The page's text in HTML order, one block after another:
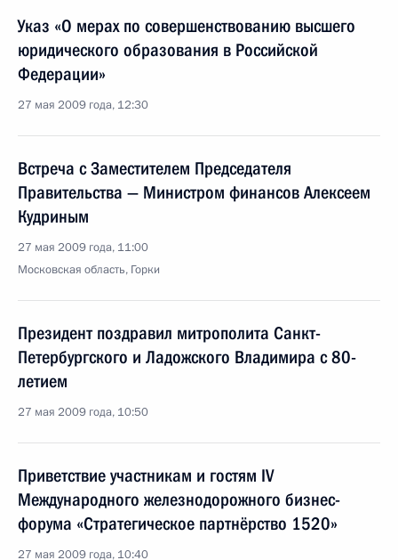
Указ «О мерах по совершенствованию высшего
юридического образования в Российской
Федерации»
27 мая 2009 года, 12:30
Встреча с Заместителем Председателя
Правительства — Министром финансов Алексеем
Кудриным
27 мая 2009 года, 11:00
Московская область, Горки
Президент поздравил митрополита Санкт-
Петербургского и Ладожского Владимира с 80-
летием
27 мая 2009 года, 10:50
Приветствие участникам и гостям IV
Международного железнодорожного бизнес-
форума «Стратегическое партнёрство 1520»
27 мая 2009 года, 10:40